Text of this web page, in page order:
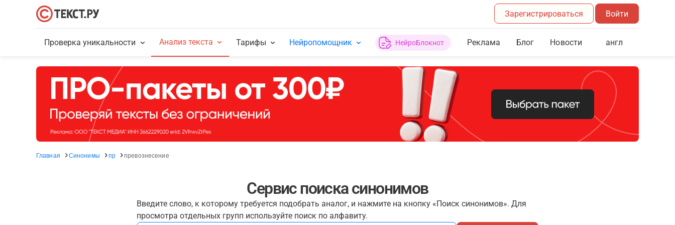
Зарегистрироваться Войти
Проверка уникальности Анализ текста Тарифы Нейропомощник НейроБлокнот Реклама Блог Новости англ
Главная Синонимы пр превознесение
Сервис поиска синонимов
Введите слово, к которому требуется подобрать аналог, и нажмите на кнопку «Поиск синонимов». Для
просмотра отдельных групп используйте поиск по алфавиту.